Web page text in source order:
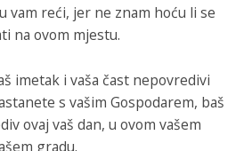
vam reći, jer ne znam hoću li se
na ovom mjestu.
imetak i vaša čast nepovredivi
s vašim Gospodarem, baš
ovaj vaš dan, u ovom vašem
gradu.